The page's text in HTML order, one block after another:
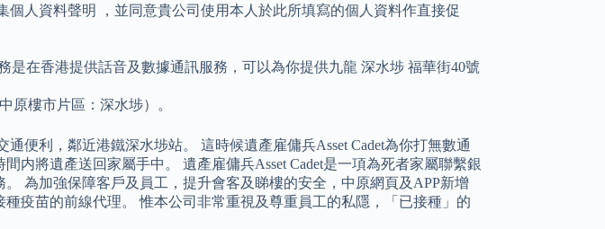
個人資料聲明 ，並同意貴公司使用本人於此所填寫的個人資料作直接促
是在香港提供話音及數據通訊服務，可以為你提供九龍 深水埗 福華街40號
原樓市片區：深水埗）。
通便利，鄰近港鐵深水埗站。 這時候遺產雇傭兵Asset Cadet為你打無數通
内將遺產送回家屬手中。 遺產雇傭兵Asset Cadet是一項為死者家屬聯繫銀
為加強保障客戶及員工，提升會客及睇樓的安全，中原網頁及APP新增
種疫苗的前線代理。 惟本公司非常重視及尊重員工的私隱，「已接種」的